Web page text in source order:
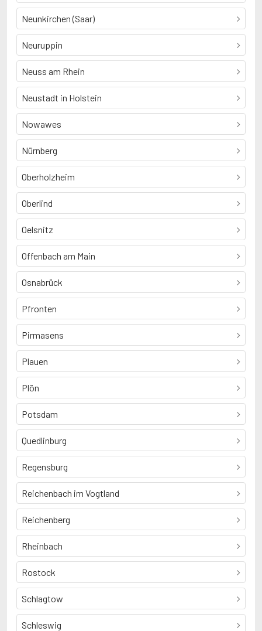
Neunkirchen (Saar)
Neuruppin
Neuss am Rhein
Neustadt in Holstein
Nowawes
Nürnberg
Oberholzheim
Oberlind
Oelsnitz
Offenbach am Main
Osnabrück
Pfronten
Pirmasens
Plauen
Plön
Potsdam
Quedlinburg
Regensburg
Reichenbach im Vogtland
Reichenberg
Rheinbach
Rostock
Schlagtow
Schleswig